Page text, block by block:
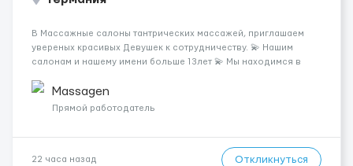
В Массажные салоны тантрических массажей, приглашаем
увереных красивых Девушек к сотрудничеству. 💫 Нашим
салонам и нашему имени больше 13лет 💫 Мы находимся в
заработная плата 💚Мы гарантируем Наличие работы. Поток 💝
incall / Out...
Massagen
Прямой работодатель
22 часа назад Откликнуться